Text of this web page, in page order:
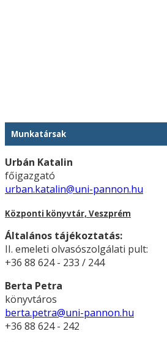
Munkatársak
Urbán Katalin
főigazgató
urban.katalin@uni-pannon.hu
Központi könyvtár, Veszprém
Általános tájékoztatás:
II. emeleti olvasószolgálati pult:
+36 88 624 - 233 / 244
Berta Petra
könyvtáros
berta.petra@uni-pannon.hu
+36 88 624 - 242